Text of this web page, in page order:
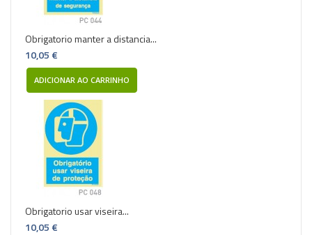
Obrigatorio manter a distancia...
10,05 €
ADICIONAR AO CARRINHO
Obrigatorio usar viseira...
10,05 €